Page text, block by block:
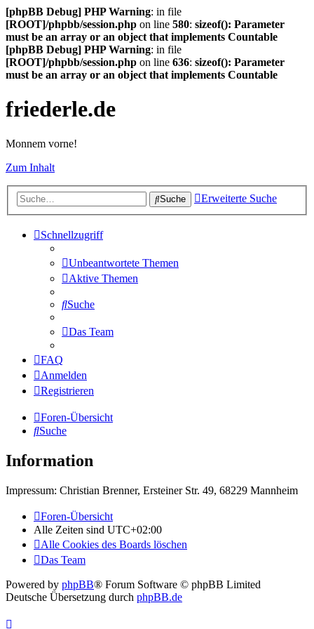
[phpBB Debug] PHP Warning: in file
[ROOT]/phpbb/session.php on line 580: sizeof(): Parameter
must be an array or an object that implements Countable
[phpBB Debug] PHP Warning: in file
[ROOT]/phpbb/session.php on line 636: sizeof(): Parameter
must be an array or an object that implements Countable
friederle.de
Monnem vorne!
Zum Inhalt
Suche Erweiterte Suche
Schnellzugriff
Unbeantwortete Themen
Aktive Themen
Suche
Das Team
FAQ
Anmelden
Registrieren
Foren-Übersicht
Suche
Information
Impressum: Christian Brenner, Ersteiner Str. 49, 68229 Mannheim
Foren-Übersicht
Alle Zeiten sind UTC+02:00
Alle Cookies des Boards löschen
Das Team
Powered by phpBB® Forum Software © phpBB Limited
Deutsche Übersetzung durch phpBB.de